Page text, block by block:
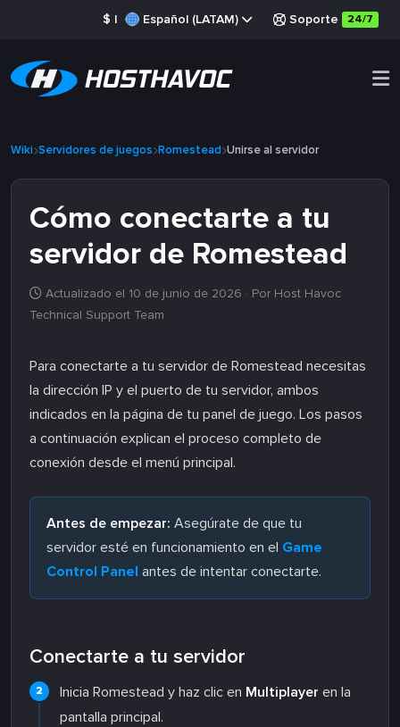
$ | Español (LATAM) Soporte 24/7
Wiki Servidores de juegos Romestead Unirse al servidor
Cómo conectarte a tu
servidor de Romestead
Actualizado el 10 de junio de 2026 · Por Host Havoc
Technical Support Team
Para conectarte a tu servidor de Romestead necesitas
la dirección IP y el puerto de tu servidor, ambos
indicados en la página de tu panel de juego. Los pasos
a continuación explican el proceso completo de
conexión desde el menú principal.
Antes de empezar: Asegúrate de que tu
servidor esté en funcionamiento en el Game
Control Panel antes de intentar conectarte.
Conectarte a tu servidor
Inicia Romestead y haz clic en Multiplayer en la
pantalla principal.